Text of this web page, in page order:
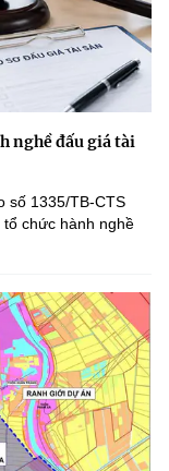
nghề đấu giá tài
số 1335/TB-CTS
chức hành nghề